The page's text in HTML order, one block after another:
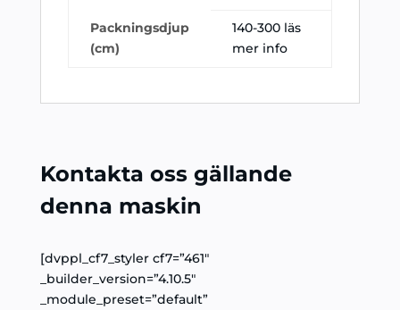
Packningsdjup
(cm)
140-300 läs
mer info
Kontakta oss gällande
denna maskin
[dvppl_cf7_styler cf7=”461″
_builder_version=”4.10.5″
_module_preset=”default”